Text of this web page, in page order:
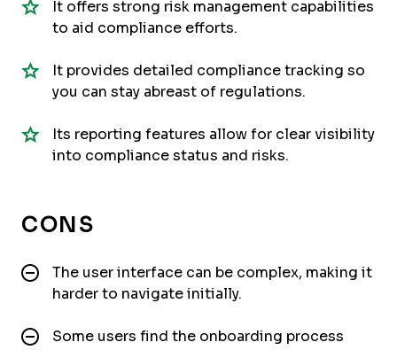
It offers strong risk management capabilities
to aid compliance efforts.
It provides detailed compliance tracking so
you can stay abreast of regulations.
Its reporting features allow for clear visibility
into compliance status and risks.
CONS
The user interface can be complex, making it
harder to navigate initially.
Some users find the onboarding process